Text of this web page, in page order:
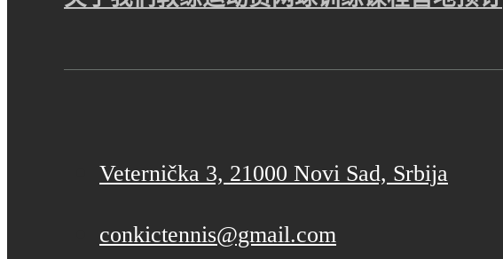
Veternička 3, 21000 Novi Sad, Srbija
conkictennis@gmail.com